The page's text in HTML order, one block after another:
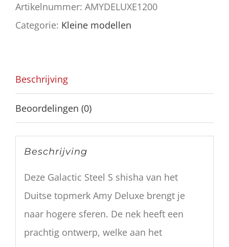
aantal
Artikelnummer: AMYDELUXE1200
Categorie: Kleine modellen
Beschrijving
Beoordelingen (0)
Beschrijving
Deze Galactic Steel S shisha van het
Duitse topmerk Amy Deluxe brengt je
naar hogere sferen. De nek heeft een
prachtig ontwerp, welke aan het